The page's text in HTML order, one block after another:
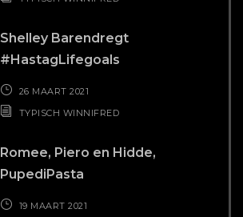
Shelley Barendregt
#HastagLifegoals
26 MAART 2021
TYPISCH WINNIFRED
Romee, Piero en Hidde,
PupediPasta
19 MAART 2021